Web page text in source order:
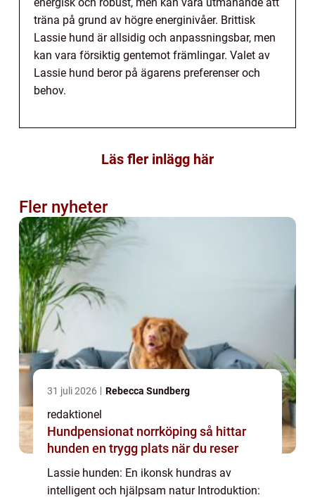
träna på grund av högre energinivåer. Brittisk
Lassie hund är allsidig och anpassningsbar, men
kan vara försiktig gentemot främlingar. Valet av
Lassie hund beror på ägarens preferenser och
behov.
Läs fler inlägg här
Fler nyheter
31 juli 2026 Rebecca Sundberg
redaktionel
Hundpensionat norrköping så hittar
hunden en trygg plats när du reser
Lassie hunden: En ikonsk hundras av
intelligent och hjälpsam natur Introduktion: